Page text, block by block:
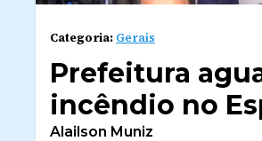
Categoria: Gerais
Prefeitura
incêndio no
Alailson Muniz